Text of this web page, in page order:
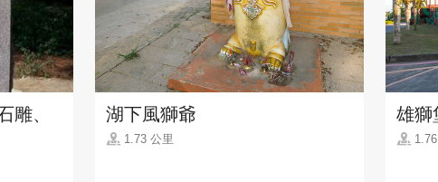
雕、
湖下風獅爺
1.73 公里
雄獅